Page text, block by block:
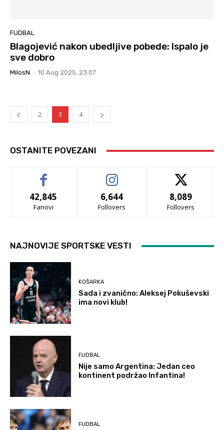
FUDBAL
Blagojević nakon ubedljive pobede: Ispalo je
sve dobro
MilosN - 10 Aug 2025. 23:07
2 3 4
OSTANITE POVEZANI
42,845
Fanovi
6,644
Follovers
8,089
Follovers
NAJNOVIJE SPORTSKE VESTI
KOŠARKA
Sada i zvanično: Aleksej Pokuševski
ima novi klub!
FUDBAL
Nije samo Argentina: Jedan ceo
kontinent podržao Infantina!
FUDBAL